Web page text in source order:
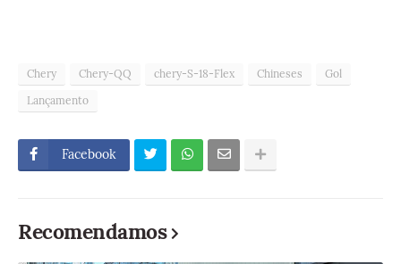
Chery Chery-QQ chery-S-18-Flex Chineses
Gol
Lançamento
Facebook
Recomendamos